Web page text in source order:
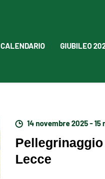
CALENDARIO GIUBILEO
14 novembre 2025 -
Lecce